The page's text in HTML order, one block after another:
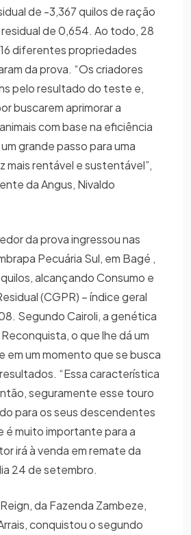
de -3,367 quilos de ração
de 0,654. Ao todo, 28
diferentes propriedades
da prova. “Os criadores
pelo resultado do teste e,
buscarem aprimorar a
com base na eficiência
grande passo para uma
mais rentável e sustentável”,
da Angus, Nivaldo
da prova ingressou nas
Pecuária Sul, em Bagé ,
alcançando Consumo e
(CGPR) – índice geral
Segundo Cairoli, a genética
o que lhe dá um
em um momento que se busca
“Essa característica
seguramente esse touro
para os seus descendentes
é muito importante para a
irá à venda em remate da
24 de setembro.
da Fazenda Zambeze,
conquistou o segundo